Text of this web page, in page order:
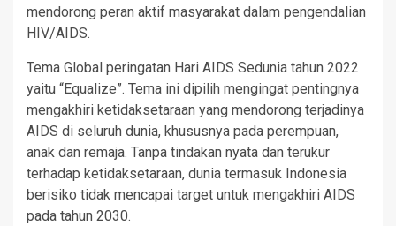
mendorong peran aktif masyarakat dalam pengendalian
HIV/AIDS.
Tema Global peringatan Hari AIDS Sedunia tahun 2022
yaitu “Equalize”. Tema ini dipilih mengingat pentingnya
mengakhiri ketidaksetaraan yang mendorong terjadinya
AIDS di seluruh dunia, khususnya pada perempuan,
anak dan remaja. Tanpa tindakan nyata dan terukur
terhadap ketidaksetaraan, dunia termasuk Indonesia
berisiko tidak mencapai target untuk mengakhiri AIDS
pada tahun 2030.